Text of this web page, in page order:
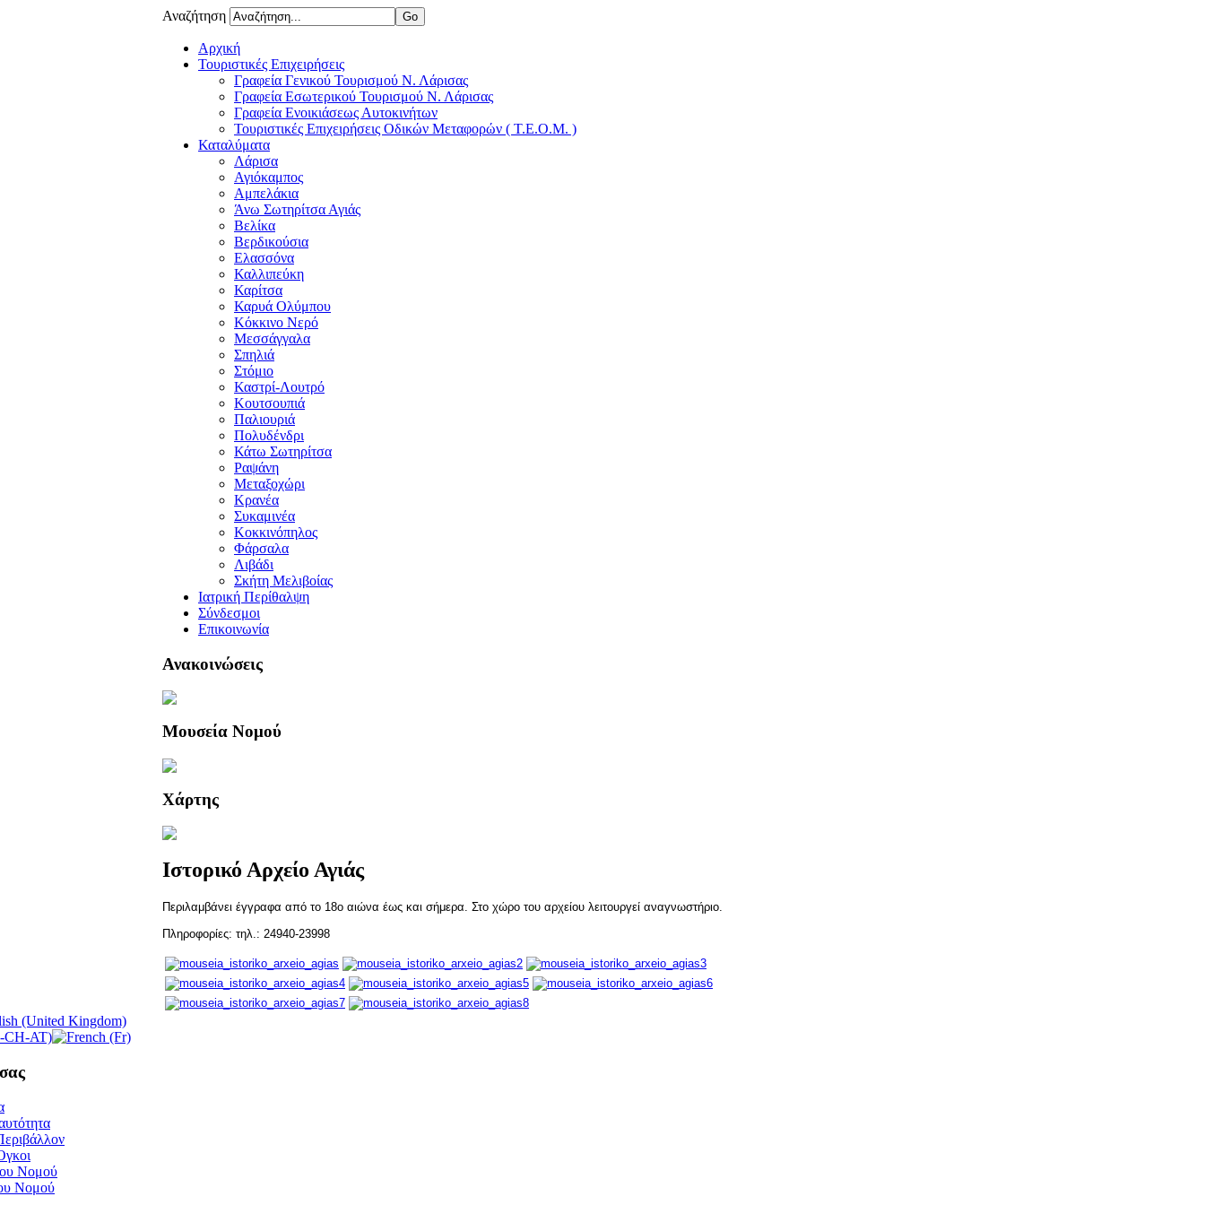
Αναζήτηση
Αρχική
Τουριστικές Επιχειρήσεις
Γραφεία Γενικού Τουρισμού Ν. Λάρισας
Γραφεία Εσωτερικού Τουρισμού Ν. Λάρισας
Γραφεία Ενοικιάσεως Αυτοκινήτων
Τουριστικές Επιχειρήσεις Οδικών Μεταφορών ( Τ.Ε.Ο.Μ. )
Καταλύματα
Λάρισα
Αγιόκαμπος
Αμπελάκια
Άνω Σωτηρίτσα Αγιάς
Βελίκα
Βερδικούσια
Ελασσόνα
Καλλιπεύκη
Καρίτσα
Καρυά Ολύμπου
Κόκκινο Νερό
Μεσσάγγαλα
Σπηλιά
Στόμιο
Καστρί-Λουτρό
Κουτσουπιά
Παλιουριά
Πολυδένδρι
Κάτω Σωτηρίτσα
Ραψάνη
Μεταξοχώρι
Κρανέα
Συκαμινέα
Κοκκινόπηλος
Φάρσαλα
Λιβάδι
Σκήτη Μελιβοίας
Ιατρική Περίθαλψη
Σύνδεσμοι
Επικοινωνία
Ανακοινώσεις
Μουσεία Νομού
Χάρτης
Ιστορικό Αρχείο Αγιάς
Περιλαμβάνει έγγραφα από το 18ο αιώνα έως και σήμερα. Στο χώρο του αρχείου λειτουργεί αναγνωστήριο.
Πληροφορίες: τηλ.: 24940-23998
Νομού
Νομού